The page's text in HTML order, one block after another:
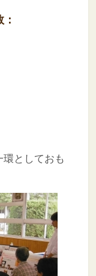
としておも